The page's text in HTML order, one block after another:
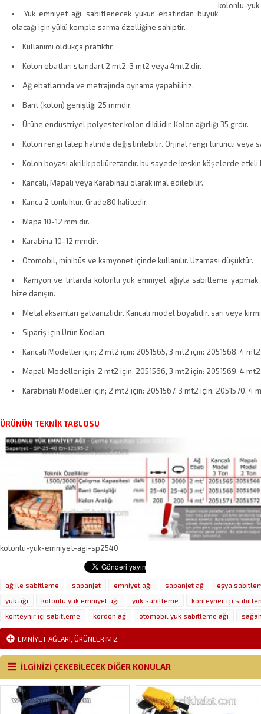
kolonlu-
Yük emniyet ağı, sabitlenecek yükün ebatından büyük
olacağı için yükü komple sarma özelliğine sahiptir.
Kullanımı oldukça pratiktir.
Kolon ebatları standart 2 mt2, 3 mt2 veya 4mt2’dir.
Ağ ebatlarında ve metrajında oynama yapabiliriz.
Bant (kolon) genişliği 25 mmdir.
Ürüne endüstriyel polyester kolon dikilidir. Kolon ağırlığı 35 grdır.
Kolon rengi talep halinde değiştirilebilir. Orjinal rengi turuncu veya
Kolon boyası akrilik poliüretandır. bu sayede keskin köşelerde etkili
Kancalı, Mapalı veya Karabinalı olarak imal edilebilir.
Kanca 2 tonluktur. Grade80 kalitedir.
Mapa 10-12 mm dir.
Karabina 10-12 mmdir.
Otomobil, minibüs ve kamyonet içinde kullanılır. Uzaması düşüktür.
Kamyon ve tırlarda kolonlu yük emniyet ağıyla sabitleme yapmak
bize danışın.
Metal aksamları galvanizlidir. Kancalı model boyalıdır. sarı veya
Sipariş için Ürün Kodları:
Kancalı Modeller için; 2 mt2 için: 2051565, 3 mt2 için: 2051568, 4 mt2
Mapalı Modeller için; 2 mt2 için: 2051566, 3 mt2 için: 2051569, 4
Karabinalı Modeller için; 2 mt2 için: 2051567, 3 mt2 için: 2051570, 4
ÜRÜNÜN TEKNİK TABLOSU
kolonlu-yuk-emniyet-agi-sp2540
ağ ile sabitleme sapanjet emniyet ağı sapanjet ağ eşya
yük ağı
kolonlu yük emniyet ağı yük sabitleme konteyner içi
konteynır içi sabitleme
kordon ağ otomobil yük sabitleme ağı
EMNIYET AĞLARI ÜRÜNLERIMIZ
İLGİNİZİ ÇEKEBİLECEK DİĞER KONULAR